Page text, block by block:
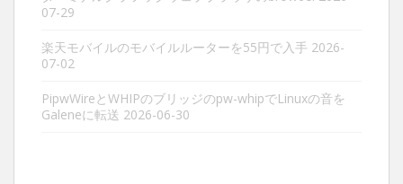
07-29
楽天モバイルのモバイルルーターを55円で入手 2026-
07-02
PipwWireとWHIPのブリッジのpw-whipでLinuxの音を
Galeneに転送 2026-06-30